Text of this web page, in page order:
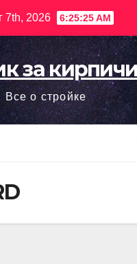
7th, 2026 6:25:26 AM
за
Все о стройке